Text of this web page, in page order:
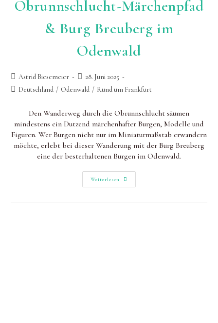
Obrunnschlucht-Märchenpfad
& Burg Breuberg im
Odenwald
Beitrags-
Autor:
Astrid Biesemeier
Beitrag
zuletzt
28. Juni 2025
Beitrags-
Deutschland / Odenwald / Rund um Frankfurt
Den Wanderweg durch die Obrunnschlucht säumen
mindestens ein Dutzend märchenhafter Burgen, Modelle und
Figuren. Wer Burgen nicht nur im Miniaturmaßstab erwandern
möchte, erlebt bei dieser Wanderung mit der Burg Breuberg
eine der besterhaltenen Burgen im Odenwald.
Weiterlesen
Obrunnschlucht-
Märchenpfad